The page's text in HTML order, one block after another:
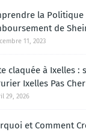
la
de
11, 2023
claquée à Ixelles :
Ixelles Pas Cher
29, 2026
et Comment